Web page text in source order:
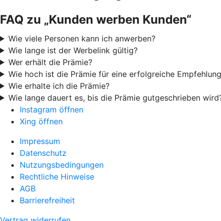
FAQ zu „Kunden werben Kunden“
Wie viele Personen kann ich anwerben?
Wie lange ist der Werbelink gültig?
Wer erhält die Prämie?
Wie hoch ist die Prämie für eine erfolgreiche
Wie erhalte ich die Prämie?
Wie lange dauert es, bis die Prämie gutgeschrieben
Instagram öffnen
Xing öffnen
Impressum
Datenschutz
Nutzungsbedingungen
Rechtliche Hinweise
AGB
Barrierefreiheit